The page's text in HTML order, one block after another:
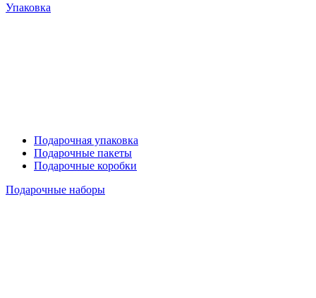
Упаковка
Подарочная упаковка
Подарочные пакеты
Подарочные коробки
Подарочные наборы